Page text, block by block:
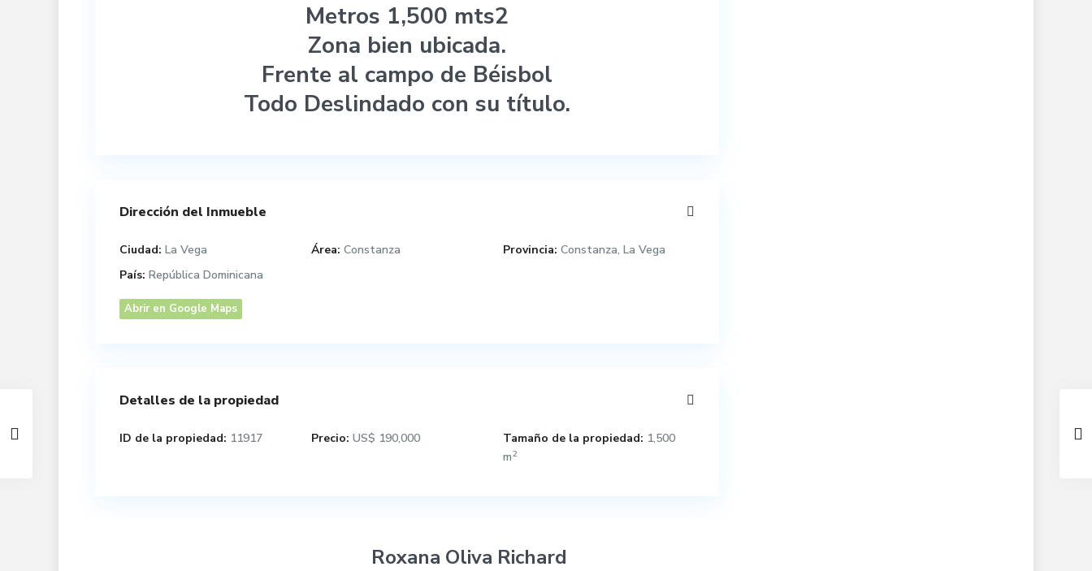
Metros 1,500 mts2
Zona bien ubicada.
Frente al campo de Béisbol
Todo Deslindado con su título.
Dirección del Inmueble
Ciudad: La Vega Área: Constanza Provincia: Constanza, La Vega
País: República Dominicana
Abrir en Google Maps
Detalles de la propiedad
ID de la propiedad: 11917 Precio: US$ 190,000 Tamaño de la propiedad: 1,500
m2
Roxana Oliva Richard